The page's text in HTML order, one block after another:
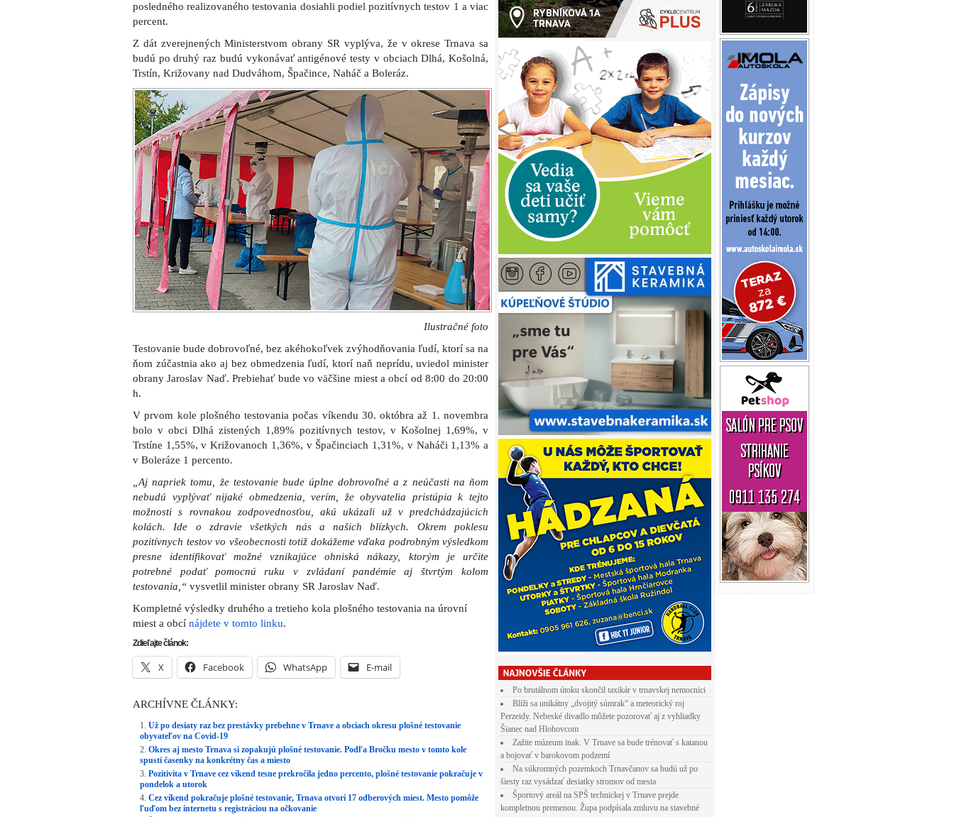
posledného realizovaného testovania dosiahli podiel pozitívnych testov 1 a viac
percent.
Z dát zverejnených Ministerstvom obrany SR vyplýva, že v okrese Trnava sa
budú po druhý raz budú vykonávať antigénové testy v obciach Dlhá, Košolná,
Trstín, Križovany nad Dudváhom, Špačince, Naháč a Boleráz.
Ilustračné foto
Testovanie bude dobrovoľné, bez akéhokoľvek zvýhodňovania ľudí, ktorí sa na
ňom zúčastnia ako aj bez obmedzenia ľudí, ktorí naň neprídu, uviedol minister
obrany Jaroslav Naď. Prebiehať bude vo väčšine miest a obcí od 8:00 do 20:00
h.
V prvom kole plošného testovania počas víkendu 30. októbra až 1. novembra
bolo v obci Dlhá zistených 1,89% pozitívnych testov, v Košolnej 1,69%, v
Trstíne 1,55%, v Križovanoch 1,36%, v Špačinciach 1,31%, v Naháči 1,13% a
v Boleráze 1 percento.
„Aj napriek tomu, že testovanie bude úplne dobrovoľné a z neúčasti na ňom
nebudú vyplývať nijaké obmedzenia, verím, že obyvatelia pristúpia k tejto
možnosti s rovnakou zodpovednosťou, akú ukázali už v predchádzajúcich
kolách. Ide o zdravie všetkých nás a našich blízkych. Okrem poklesu
pozitívnych testov vo všeobecnosti totiž dokážeme vďaka podrobným výsledkom
presne identifikovať možné vznikajúce ohniská nákazy, ktorým je určite
potrebné podať pomocnú ruku v zvládaní pandémie aj štvrtým kolom
testovania,“ vysvetlil minister obrany SR Jaroslav Naď.
Kompletné výsledky druhého a tretieho kola plošného testovania na úrovní
miest a obcí nájdete v tomto linku.
Zdieľajte článok:
X Facebook WhatsApp E-mail
ARCHÍVNE ČLÁNKY:
Už po desiaty raz bez prestávky prebehne v Trnave a obciach okresu plošné testovanie
obyvateľov na Covid-19
Okres aj mesto Trnava si zopakujú plošné testovanie. Podľa Bročku mesto v tomto kole
spustí časenky na konkrétny čas a miesto
Pozitivita v Trnave cez víkend tesne prekročila jedno percento, plošné testovanie pokračuje v
pondelok a utorok
Cez víkend pokračuje plošné testovanie, Trnava otvorí 17 odberových miest. Mesto pomôže
ľuďom bez internetu s registráciou na očkovanie
Po brutálnom útoku skončil taxikár v trnavskej nemocnici
Blíži sa unikátny „dvojitý súmrak“ a meteorický roj
Perzeidy. Nebeské divadlo môžete pozorovať aj z vyhliadky
Šianec nad Hlohovcom
Zažite múzeum inak. V Trnave sa bude trénovať s katanou
a bojovať v barokovom podzemí
Na súkromných pozemkoch Trnavčanov sa budú už po
šiesty raz vysádzať desiatky stromov od mesta
Športový areál na SPŠ technickej v Trnave prejde
kompletnou premenou. Župa podpísala zmluvu na stavebné